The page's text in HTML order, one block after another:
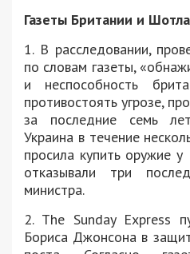
Газеты Британии и
1. В расследовании,
по словам газеты,
и неспособность
противостоять угрозе,
за последние семь
Украина в течение
просила купить оружие
отказывали три
министра.
2. The Sunday Express
Бориса Джонсона в